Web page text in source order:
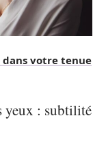
dans votre tenue
yeux : subtilité